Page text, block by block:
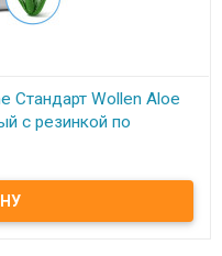
Стандарт Wollen Aloe
с резинкой по
Wollen Aloe Vera